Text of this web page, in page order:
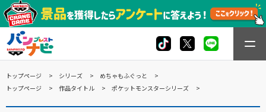
トップページ シリーズ
めちゃもふぐっと
トップページ
作品タイトル ポケットモンスターシリーズ